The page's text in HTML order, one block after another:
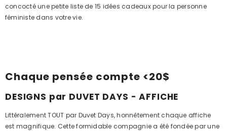
concocté une petite liste de 15 idées cadeaux pour la personne
féministe dans votre vie.
Chaque pensée compte <20$
DESIGNS par DUVET DAYS - AFFICHE
Littéralement TOUT par Duvet Days, honnêtement chaque affiche
est magnifique. Cette formidable compagnie a été fondée par une